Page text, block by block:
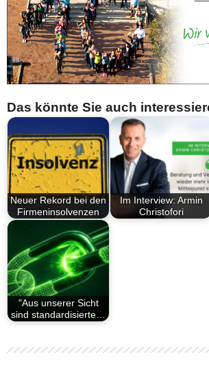
Das könnte Sie auch
Neuer Rekord bei den
Firmeninsolvenzen
Im Interview: Armin
Christofori
"Aus unserer Sicht
sind standardisierte…